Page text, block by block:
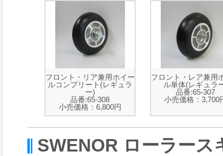
フロント・リア兼用ホイー
ルコンプリート(レギュラ
ー)
品番:65-308
小売価格：6,800円
フロント・レア兼用
ル単体(レギュラ
品番:65-307
小売価格：3,700
SWENOR ローラース